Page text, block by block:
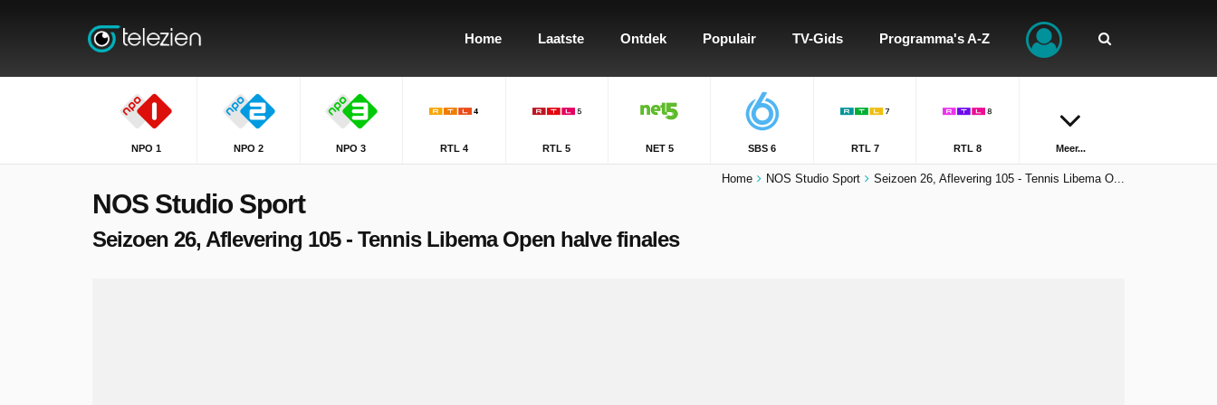
Home Laatste Ontdek Populair TV-Gids Programma's A-Z
NPO 1 NPO 2 NPO 3 RTL 4 RTL 5 NET 5 SBS 6 RTL 7 RTL 8 Meer...
Home NOS Studio Sport Seizoen 26, Aflevering 105 - Tennis Libema O...
NOS Studio Sport
Seizoen 26, Aflevering 105 - Tennis Libema Open halve finales